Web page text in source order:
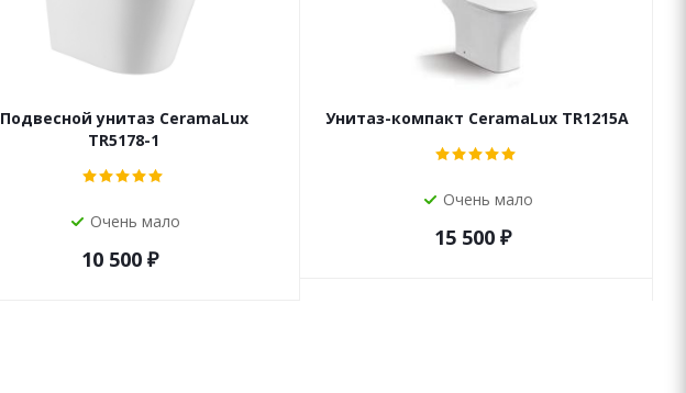
Подвесной унитаз CeramaLux
TR5178-1
Очень мало
10 500 ₽
Унитаз-компакт CeramaLux TR1215A
Очень мало
15 500 ₽